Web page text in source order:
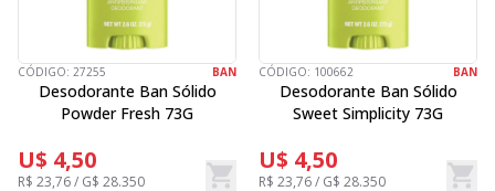
CÓDIGO: 27255 BAN
Desodorante Ban Sólido
Powder Fresh 73G
U$ 4,50
R$ 23,76 / G$ 28.350
CÓDIGO: 100662 BAN
Desodorante Ban Sólido
Sweet Simplicity 73G
U$ 4,50
R$ 23,76 / G$ 28.350